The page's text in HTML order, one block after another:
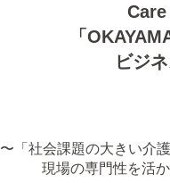
Care
「
ビジ
〜「社会課題の大きい介
現場の専門性を活